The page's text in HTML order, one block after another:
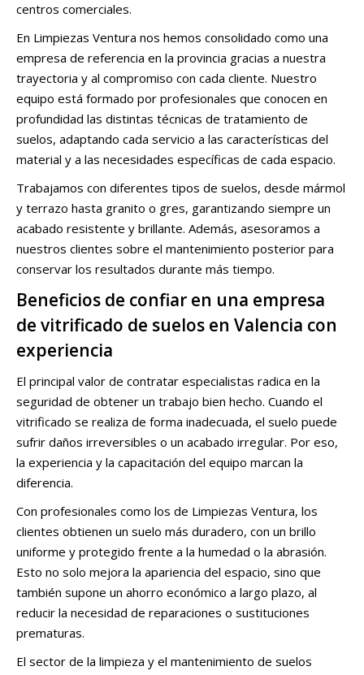
centros comerciales.
En Limpiezas Ventura nos hemos consolidado como una
empresa de referencia en la provincia gracias a nuestra
trayectoria y al compromiso con cada cliente. Nuestro
equipo está formado por profesionales que conocen en
profundidad las distintas técnicas de tratamiento de
suelos, adaptando cada servicio a las características del
material y a las necesidades específicas de cada espacio.
Trabajamos con diferentes tipos de suelos, desde mármol
y terrazo hasta granito o gres, garantizando siempre un
acabado resistente y brillante. Además, asesoramos a
nuestros clientes sobre el mantenimiento posterior para
conservar los resultados durante más tiempo.
Beneficios de confiar en una empresa
de vitrificado de suelos en Valencia con
experiencia
El principal valor de contratar especialistas radica en la
seguridad de obtener un trabajo bien hecho. Cuando el
vitrificado se realiza de forma inadecuada, el suelo puede
sufrir daños irreversibles o un acabado irregular. Por eso,
la experiencia y la capacitación del equipo marcan la
diferencia.
Con profesionales como los de Limpiezas Ventura, los
clientes obtienen un suelo más duradero, con un brillo
uniforme y protegido frente a la humedad o la abrasión.
Esto no solo mejora la apariencia del espacio, sino que
también supone un ahorro económico a largo plazo, al
reducir la necesidad de reparaciones o sustituciones
prematuras.
El sector de la limpieza y el mantenimiento de suelos